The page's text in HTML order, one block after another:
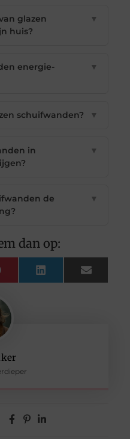
glazen
huis?
▼
energie-
▼
schuifwanden? ▼
in
▼
de
▼
dan op:
Pinterest LinkedIn Email